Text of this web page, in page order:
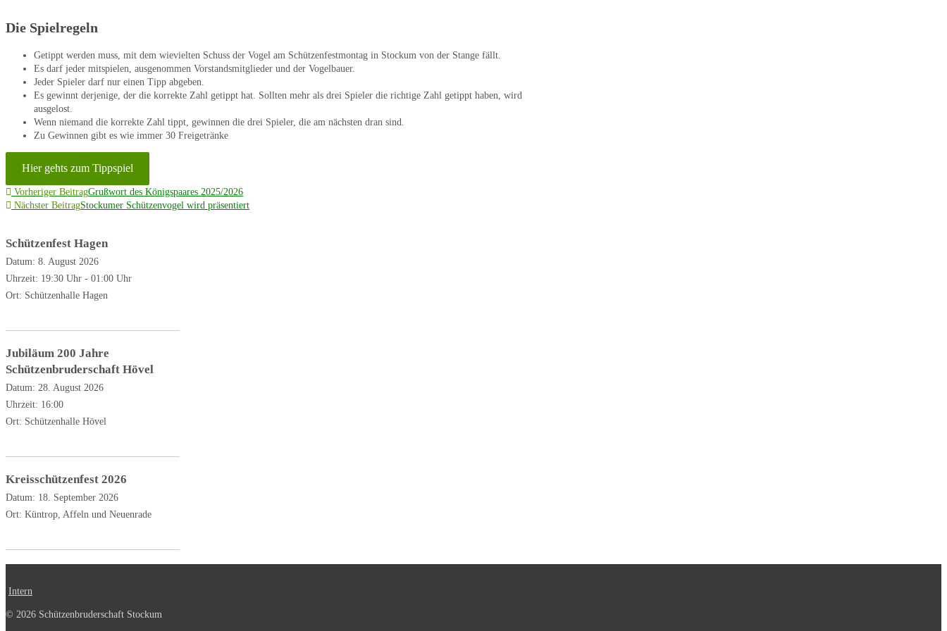
Die Spielregeln
Getippt werden muss, mit dem wievielten Schuss der Vogel am Schützenfestmontag in Stockum von der Stange fällt.
Es darf jeder mitspielen, ausgenommen Vorstandsmitglieder und der Vogelbauer.
Jeder Spieler darf nur einen Tipp abgeben.
Es gewinnt derjenige, der die korrekte Zahl getippt hat. Sollten mehr als drei Spieler die richtige Zahl getippt haben, wird
ausgelost.
Wenn niemand die korrekte Zahl tippt, gewinnen die drei Spieler, die am nächsten dran sind.
Zu Gewinnen gibt es wie immer 30 Freigetränke
Hier gehts zum Tippspiel
Weitere
Artikel
Vorheriger BeitragGrußwort des Königspaares 2025/2026
Nächster BeitragStockumer Schützenvogel wird präsentiert
Schützenfest Hagen
Datum: 8. August 2026
Uhrzeit: 19:30 Uhr - 01:00 Uhr
Ort: Schützenhalle Hagen
Jubiläum 200 Jahre
Schützenbruderschaft Hövel
Datum: 28. August 2026
Uhrzeit: 16:00
Ort: Schützenhalle Hövel
Kreisschützenfest 2026
Datum: 18. September 2026
Ort: Küntrop, Affeln und Neuenrade
Intern
© 2026 Schützenbruderschaft Stockum